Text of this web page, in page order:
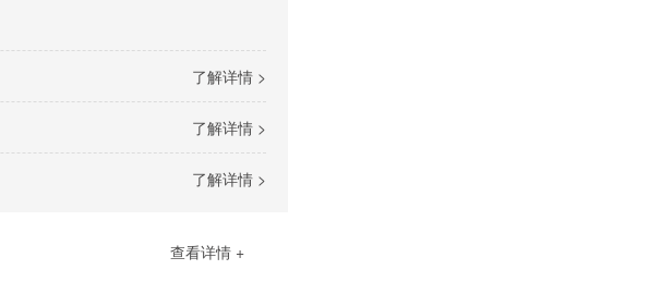
了解详情 >
了解详情 >
了解详情 >
查看详情 +